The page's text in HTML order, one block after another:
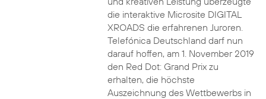
die interaktive Microsite DIGITAL
XROADS die erfahrenen Juroren.
Telefónica Deutschland darf nun
darauf hoffen, am 1. November 2019
den Red Dot: Grand Prix zu
erhalten, die höchste
Auszeichnung des Wettbewerbs in